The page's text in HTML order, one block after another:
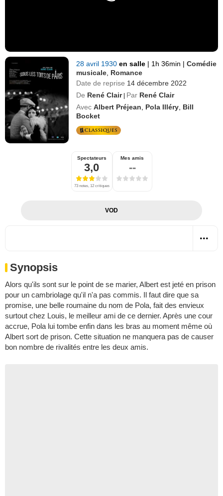
28 avril 1930en salle | 1h 36min | Comédie
musicale Romance
Date de reprise 14 décembre 2022
De René Clair | Par René Clair
Avec Albert Préjean Pola Illéry Bill
Bocket
Spectateurs
3,0
73 notes, 12 critiques
Mes amis
--
VOD
Synopsis
Alors qu'ils sont sur le point de se marier, Albert est jeté en prison
pour un cambriolage qu'il n'a pas commis. Il faut dire que sa
promise, une belle roumaine du nom de Pola, fait des envieux
surtout chez Louis, le meilleur ami de ce dernier. Après une cour
accrue, Pola lui tombe enfin dans les bras au moment même où
Albert sort de prison. Cette situation ne manquera pas de causer
bon nombre de rivalités entre les deux amis.